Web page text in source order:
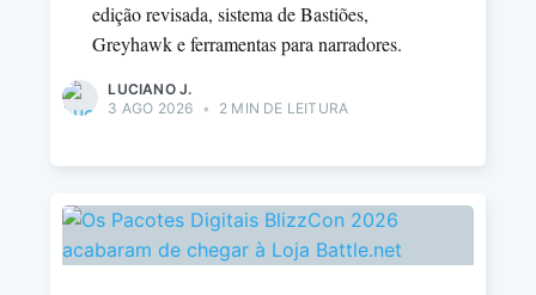
edição revisada, sistema de Bastiões,
Greyhawk e ferramentas para narradores.
LUCIANO J.
3 AGO 2026 • 2 MIN DE LEITURA